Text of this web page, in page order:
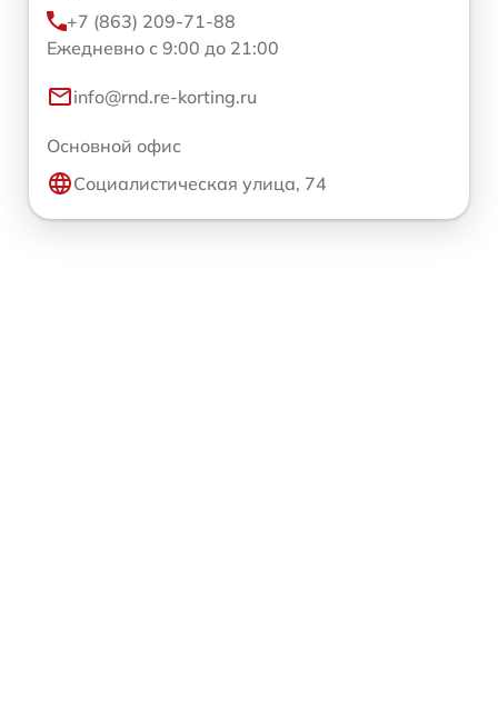
+7 (863) 209-71-88
Ежедневно с 9:00 до 21:00
info@rnd.re-korting.ru
Основной офис
Социалистическая улица, 74